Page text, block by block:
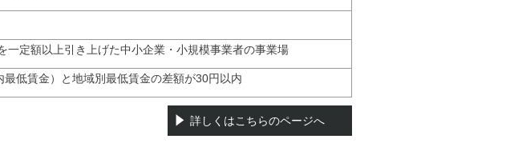
定額以上引き上げた中小企業・小規模事業者の事業場
低賃金）と地域別最低賃金の差額が30円以内
詳しくはこちらのページへ